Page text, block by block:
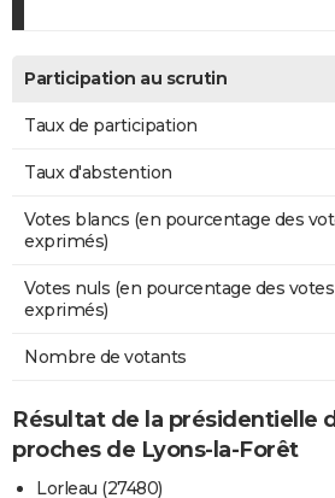
Participation au scrutin
Taux de participation
Taux d'abstention
Votes blancs (en pourcentage des
exprimés)
Votes nuls (en pourcentage des votes
exprimés)
Nombre de votants
Résultat de la présidentielle
proches de Lyons-la-Forêt
Lorleau (27480)